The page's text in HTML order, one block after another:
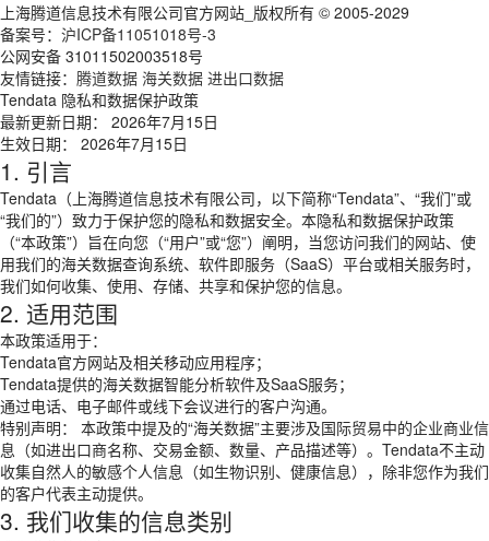
上海腾道信息技术有限公司官方网站_版权所有 © 2005-2029
备案号： 沪ICP备11051018号-3
公网安备 31011502003518号
友情链接： 腾道数据 海关数据 进出口数据
Tendata 隐私和数据保护政策
最新更新日期： 2026年7月15日
生效日期： 2026年7月15日
1. 引言
Tendata（上海腾道信息技术有限公司，以下简称“Tendata”、“我们”或
“我们的”）致力于保护您的隐私和数据安全。本隐私和数据保护政策
（“本政策”）旨在向您（“用户”或“您”）阐明，当您访问我们的网站、使
用我们的海关数据查询系统、软件即服务（SaaS）平台或相关服务时，
我们如何收集、使用、存储、共享和保护您的信息。
2. 适用范围
本政策适用于：
Tendata官方网站及相关移动应用程序；
Tendata提供的海关数据智能分析软件及SaaS服务；
通过电话、电子邮件或线下会议进行的客户沟通。
特别声明： 本政策中提及的“海关数据”主要涉及国际贸易中的企业商业信
息（如进出口商名称、交易金额、数量、产品描述等）。Tendata不主动
收集自然人的敏感个人信息（如生物识别、健康信息），除非您作为我们
的客户代表主动提供。
3. 我们收集的信息类别